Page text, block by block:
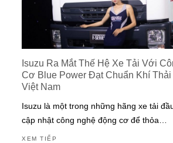
Isuzu Ra Mắt Thế Hệ Xe Tải Với
Cơ Blue Power Đạt Chuẩn Khí Thải
Việt Nam
Isuzu là một trong những hãng xe tải
cập nhật công nghệ động cơ để thỏa…
XEM TIẾP